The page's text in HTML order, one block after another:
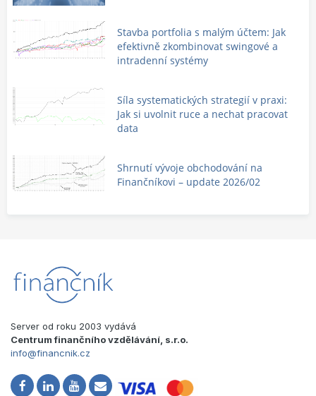
Stavba portfolia s malým účtem: Jak
efektivně zkombinovat swingové a
intradenní systémy
Síla systematických strategií v praxi:
Jak si uvolnit ruce a nechat pracovat
data
Shrnutí vývoje obchodování na
Finančníkovi – update 2026/02
Server od roku 2003 vydává
Centrum finančního vzdělávání, s.r.o.
info@financnik.cz